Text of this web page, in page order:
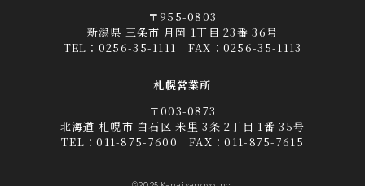
〒955-0803
新潟県 三条市 月岡 1丁目 23番 36号
TEL： 0256-35-1111 FAX：0256-35-1113
札幌営業所
〒003-0873
北海道 札幌市 白石区 米里 3条 2丁目 1番 35号
TEL：011-875-7600 FAX：011-875-7615